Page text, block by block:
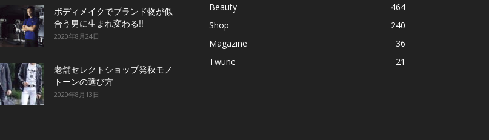
ボディメイクでブランド物が似
合う男に生まれ変わる!!
2020年8月24日
老舗セレクトショップ発秋モノ
トーンの選び方
2020年8月13日
Beauty
464
Shop
240
Magazine
36
Twune
21